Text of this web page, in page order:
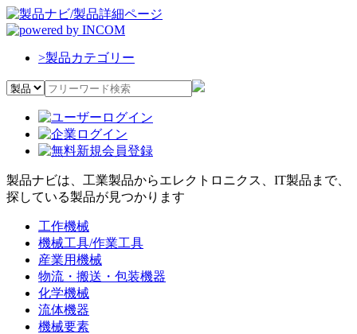
>製品カテゴリー
製品ナビは、工業製品からエレクトロニクス、IT製品まで、
探している製品が見つかります
工作機械
機械工具/作業工具
産業用機械
物流・搬送・包装機器
化学機械
流体機器
機械要素